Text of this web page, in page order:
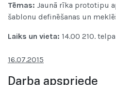
Tēmas: Jaunā rīka prototipu
šablonu definēšanas un
Laiks un vieta: 14.00 210. telpa
16.07.2015
Darba apspriede